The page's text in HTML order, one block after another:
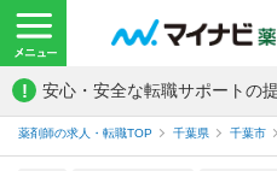
! 安心・安全な転職サポートの
薬剤師の求人・転職TOP 千葉県 千葉市